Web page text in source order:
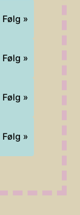
Følg »
Følg »
Følg »
Følg »